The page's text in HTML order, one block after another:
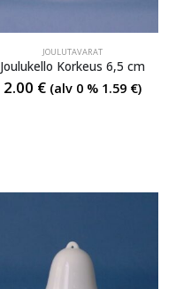
JOULUTAVARAT
Joulukello Korkeus 6,5 cm
2.00 € (alv 0 % 1.59 €)